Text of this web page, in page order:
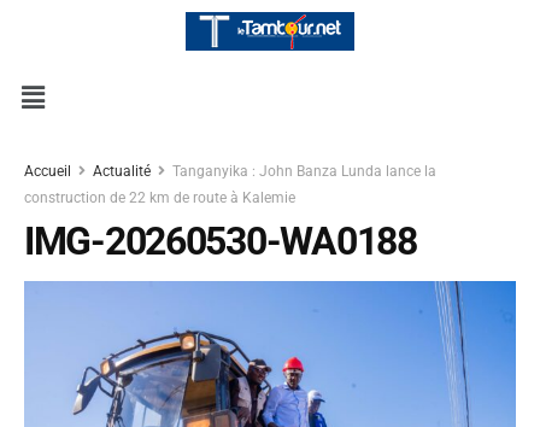
Accueil Actualité
Tanganyika : John Banza Lunda lance la
construction de 22 km de route à Kalemie
IMG-20260530-WA0188